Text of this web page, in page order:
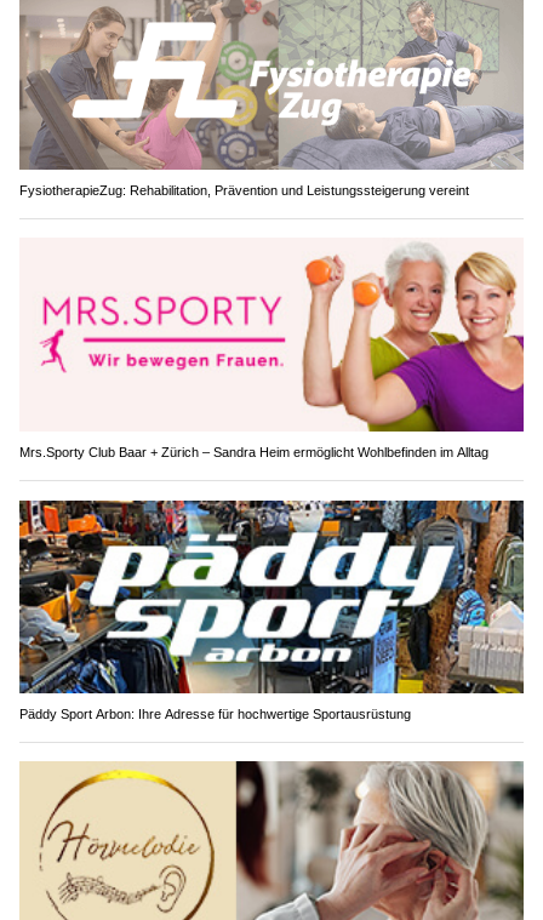
FysiotherapieZug: Rehabilitation, Prävention und Leistungssteigerung vereint
Mrs.Sporty Club Baar + Zürich – Sandra Heim ermöglicht Wohlbefinden im Alltag
Päddy Sport Arbon: Ihre Adresse für hochwertige Sportausrüstung